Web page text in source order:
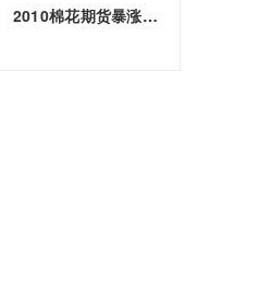
2010棉花期货暴涨原因(2010棉花期货暴涨原因是什么)